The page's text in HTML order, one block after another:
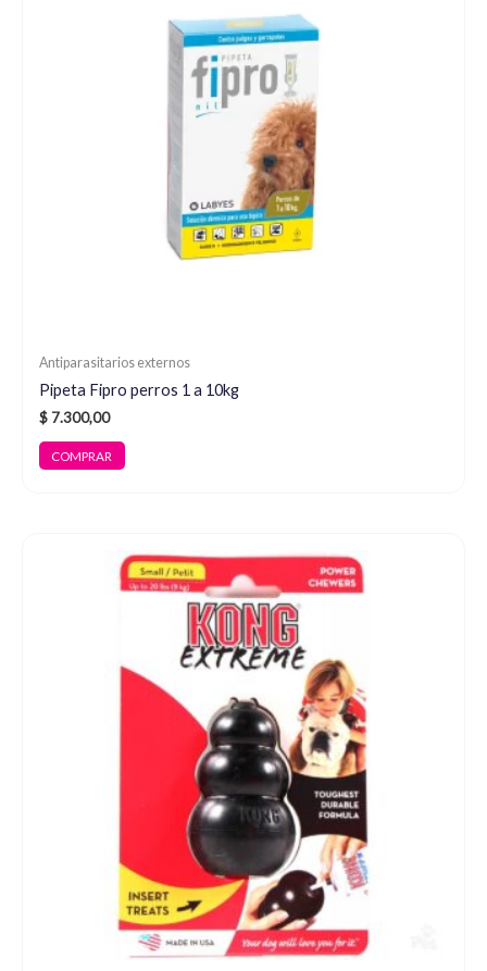
Antiparasitarios externos
Pipeta Fipro perros 1 a 10kg
$7.300,00
COMPRAR